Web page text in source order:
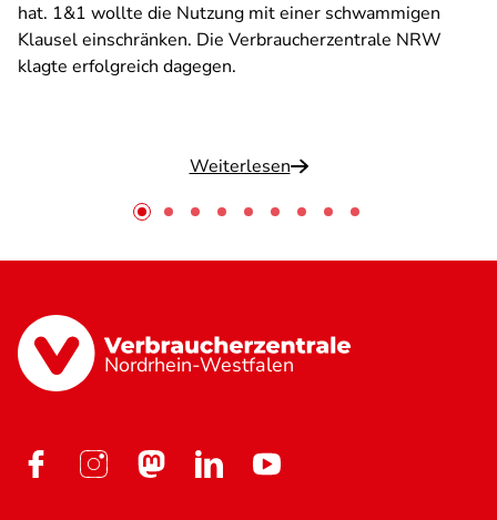
hat. 1&1 wollte die Nutzung mit einer schwammigen
Klausel einschränken. Die Verbraucherzentrale NRW
klagte erfolgreich dagegen.
Weiterlesen
Nordrhein-Westfalen